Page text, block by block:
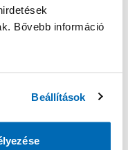
Bővebb információ
Beállítások